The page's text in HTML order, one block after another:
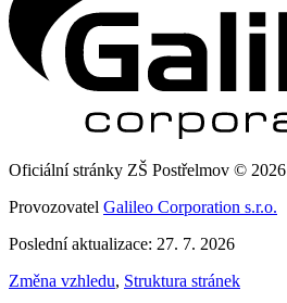
Oficiální stránky ZŠ Postřelmov © 2026
Provozovatel Galileo Corporation s.r.o.
Poslední aktualizace: 27. 7. 2026
Změna vzhledu, Struktura stránek